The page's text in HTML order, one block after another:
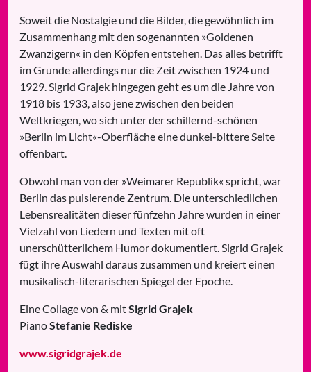
Soweit die Nostalgie und die Bilder, die gewöhnlich im
Zusammenhang mit den sogenannten »Goldenen
Zwanzigern« in den Köpfen entstehen. Das alles betrifft
im Grunde allerdings nur die Zeit zwischen 1924 und
1929. Sigrid Grajek hingegen geht es um die Jahre von
1918 bis 1933, also jene zwischen den beiden
Weltkriegen, wo sich unter der schillernd-schönen
»Berlin im Licht«-Oberfläche eine dunkel-bittere Seite
offenbart.
Obwohl man von der »Weimarer Republik« spricht, war
Berlin das pulsierende Zentrum. Die unterschiedlichen
Lebensrealitäten dieser fünfzehn Jahre wurden in einer
Vielzahl von Liedern und Texten mit oft
unerschütterlichem Humor dokumentiert. Sigrid Grajek
fügt ihre Auswahl daraus zusammen und kreiert einen
musikalisch-literarischen Spiegel der Epoche.
Eine Collage von & mitSigrid Grajek
PianoStefanie Rediske
www.sigridgrajek.de